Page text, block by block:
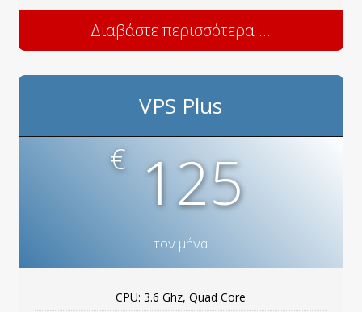
Διαβάστε περισσότερα ...
VPS Plus
€ 125
τον μήνα
CPU: 3.6 Ghz, Quad Core